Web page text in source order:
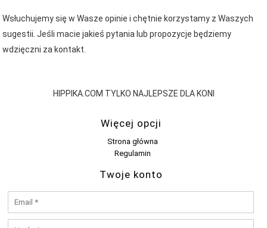
Wsłuchujemy się w Wasze opinie i chętnie korzystamy z Waszych
sugestii. Jeśli macie jakieś pytania lub propozycje będziemy
wdzięczni za kontakt.
HIPPIKA.COM TYLKO NAJLEPSZE DLA KONI
Więcej opcji
Strona główna
Regulamin
Twoje konto